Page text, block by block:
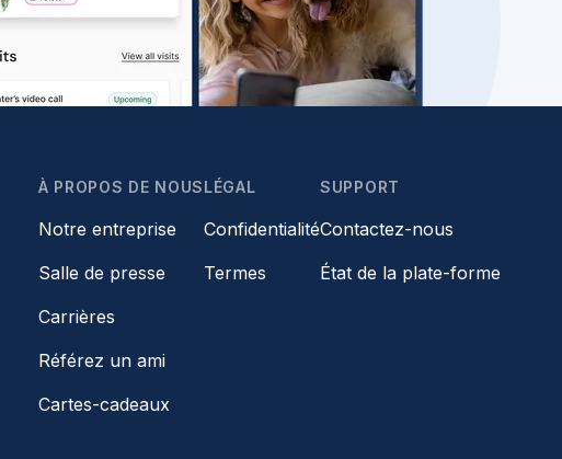
À PROPOS DE NOUS
Notre entreprise
Salle de presse
Carrières
Référez un ami
Cartes-cadeaux
LÉGAL
Confidentialité
Termes
SUPPORT
Contactez-nous
État de la plate-forme